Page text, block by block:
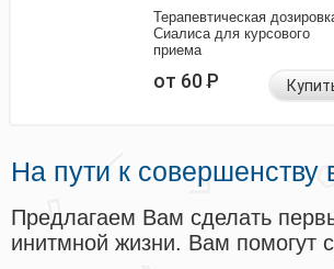
Терапевтическая
Сиалиса для курсового
приема
от 60Р
На пути к совершенству
Предлагаем Вам сделать
инитмной жизни. Вам помогут